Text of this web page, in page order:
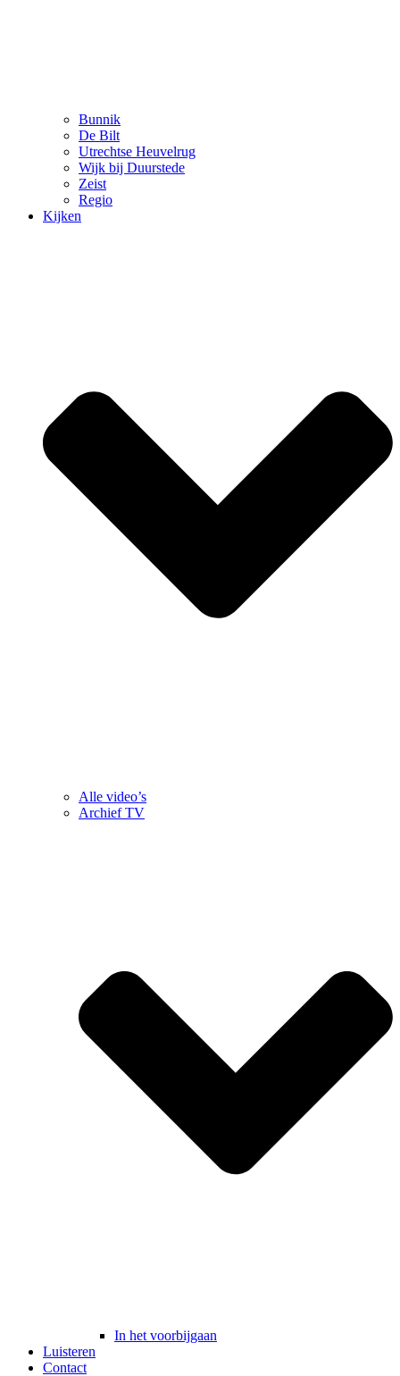
Bunnik
De Bilt
Utrechtse Heuvelrug
Wijk bij Duurstede
Zeist
Regio
Kijken
Alle video’s
Archief TV
In het voorbijgaan
Luisteren
Contact